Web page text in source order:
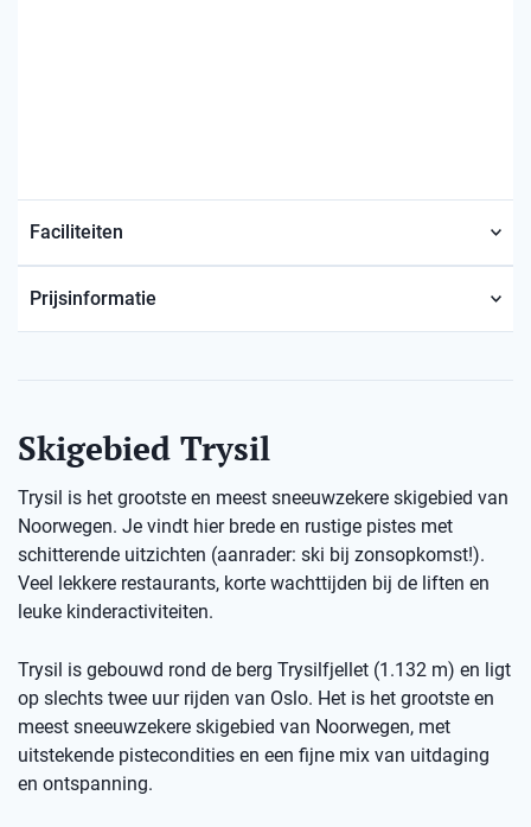
Faciliteiten
Prijsinformatie
Skigebied Trysil
Trysil is het grootste en meest sneeuwzekere skigebied van
Noorwegen. Je vindt hier brede en rustige pistes met
schitterende uitzichten (aanrader: ski bij zonsopkomst!).
Veel lekkere restaurants, korte wachttijden bij de liften en
leuke kinderactiviteiten.
Trysil is gebouwd rond de berg Trysilfjellet (1.132 m) en ligt
op slechts twee uur rijden van Oslo. Het is het grootste en
meest sneeuwzekere skigebied van Noorwegen, met
uitstekende pistecondities en een fijne mix van uitdaging
en ontspanning.